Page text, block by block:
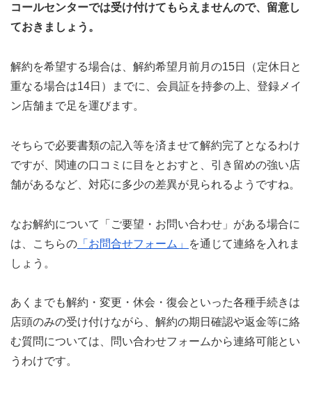
コールセンターでは受け付けてもらえませんので、留意し
ておきましょう。
解約を希望する場合は、解約希望月前月の15日（定休日と
重なる場合は14日）までに、会員証を持参の上、登録メイ
ン店舗まで足を運びます。
そちらで必要書類の記入等を済ませて解約完了となるわけ
ですが、関連の口コミに目をとおすと、引き留めの強い店
舗があるなど、対応に多少の差異が見られるようですね。
なお解約について「ご要望・お問い合わせ」がある場合に
は、こちらの 「お問合せフォーム」
を通じて連絡を入れま
しょう。
あくまでも解約・変更・休会・復会といった各種手続きは
店頭のみの受け付けながら、解約の期日確認や返金等に絡
む質問については、問い合わせフォームから連絡可能とい
うわけです。